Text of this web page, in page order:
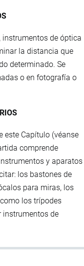
instrumentos de óptica
la distancia que
determinado. Se
o en fotografía o
este Capítulo (véanse
comprende
y aparatos
los bastones de
para miras, los
los trípodes
instrumentos de